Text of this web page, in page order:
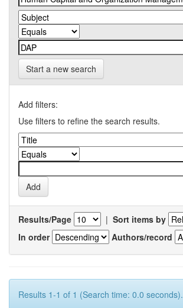
Start a new search
Add filters:
Use filters to refine the search results.
Results/Page | Sort items by
In order
Authors/record
Results 1-1 of 1 (Search time: 0.0 seconds).